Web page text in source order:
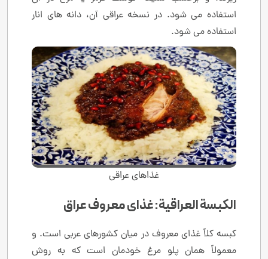
استفاده می شود. در نسخه عراقی آن، دانه های انار
استفاده می شود.
غذاهای عراقی
الکبسة العراقیة: غذای معروف عراق
کبسه کلاً غذای معروف در میان کشورهای عربی است. و
معمولاً همان پلو مرغ خودمان است که به روش